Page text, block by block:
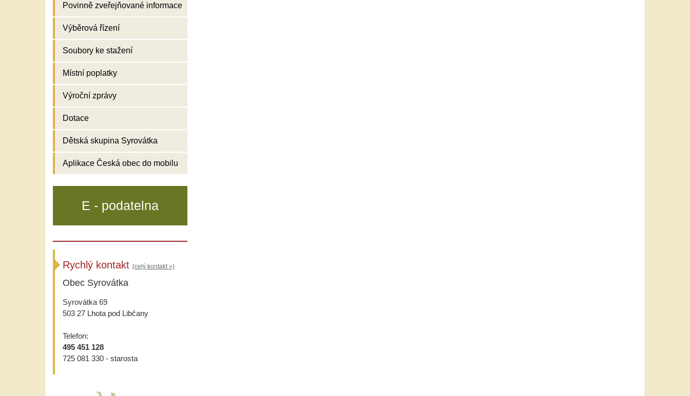
Povinně zveřejňované informace
Výběrová řízení
Soubory ke stažení
Místní poplatky
Výroční zprávy
Dotace
Dětská skupina Syrovátka
Aplikace Česká obec do mobilu
E - podatelna
Rychlý kontakt (celý kontakt »)
Obec Syrovátka
Syrovátka 69
503 27 Lhota pod Libčany
Telefon:
495 451 128
725 081 330 - starosta